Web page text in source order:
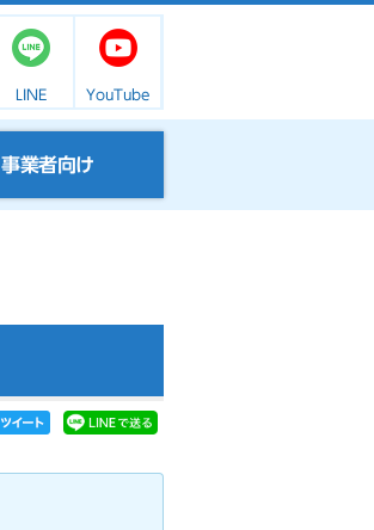
LINE YouTube
事業者向け